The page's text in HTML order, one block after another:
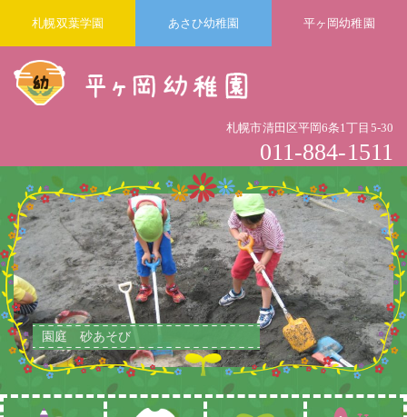
札幌双葉学園 あさひ幼稚園 平ヶ岡幼稚園
札幌市清田区平岡6条1丁目5-30
011-884-1511
園庭 砂あそび